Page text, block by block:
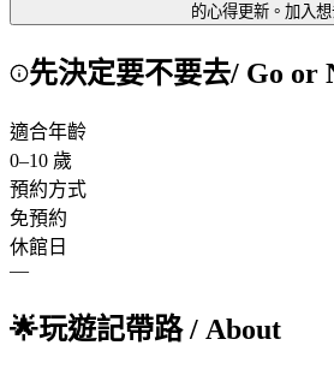
的心得更新。 加入
先決定要不要去/ Go or
適合年齡
0–10 歲
預約方式
免預約
休館日
—
🌟玩遊記帶路/ About